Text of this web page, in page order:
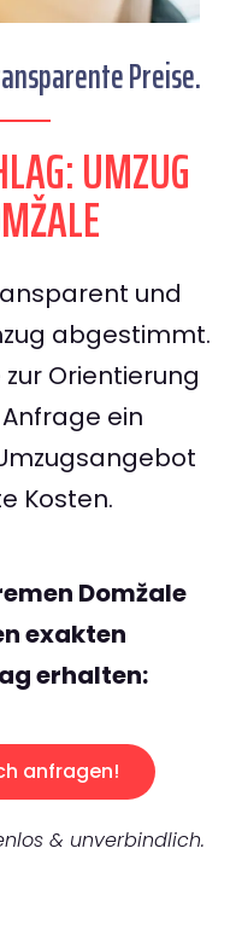
Preise.
UMZUG
und
abgestimmt.
Orientierung
ein
Kosten.
Domžale
exakten
erhalten:
anfragen!
& unverbindlich.